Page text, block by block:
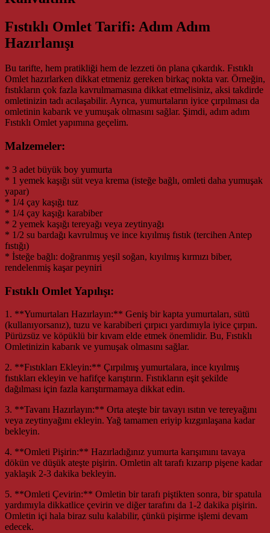
Fıstıklı Omlet Tarifi: Adım Adım
Hazırlanışı
Bu tarifte, hem pratikliği hem de lezzeti ön plana çıkardık. Fıstıklı
Omlet hazırlarken dikkat etmeniz gereken birkaç nokta var. Örneğin,
fıstıkların çok fazla kavrulmamasına dikkat etmelisiniz, aksi takdirde
omletinizin tadı acılaşabilir. Ayrıca, yumurtaların iyice çırpılması da
omletinin kabarık ve yumuşak olmasını sağlar. Şimdi, adım adım
Fıstıklı Omlet yapımına geçelim.
Malzemeler:
* 3 adet büyük boy yumurta
* 1 yemek kaşığı süt veya krema (isteğe bağlı, omleti daha yumuşak
yapar)
* 1/4 çay kaşığı tuz
* 1/4 çay kaşığı karabiber
* 2 yemek kaşığı tereyağı veya zeytinyağı
* 1/2 su bardağı kavrulmuş ve ince kıyılmış fıstık (tercihen Antep
fıstığı)
* İsteğe bağlı: doğranmış yeşil soğan, kıyılmış kırmızı biber,
rendelenmiş kaşar peyniri
Fıstıklı Omlet Yapılışı:
1. **Yumurtaları Hazırlayın:** Geniş bir kapta yumurtaları, sütü
(kullanıyorsanız), tuzu ve karabiberi çırpıcı yardımıyla iyice çırpın.
Pürüzsüz ve köpüklü bir kıvam elde etmek önemlidir. Bu, Fıstıklı
Omletinizin kabarık ve yumuşak olmasını sağlar.
2. **Fıstıkları Ekleyin:** Çırpılmış yumurtalara, ince kıyılmış
fıstıkları ekleyin ve hafifçe karıştırın. Fıstıkların eşit şekilde
dağılması için fazla karıştırmamaya dikkat edin.
3. **Tavanı Hazırlayın:** Orta ateşte bir tavayı ısıtın ve tereyağını
veya zeytinyağını ekleyin. Yağ tamamen eriyip kızgınlaşana kadar
bekleyin.
4. **Omleti Pişirin:** Hazırladığınız yumurta karışımını tavaya
dökün ve düşük ateşte pişirin. Omletin alt tarafı kızarıp pişene kadar
yaklaşık 2-3 dakika bekleyin.
5. **Omleti Çevirin:** Omletin bir tarafı piştikten sonra, bir spatula
yardımıyla dikkatlice çevirin ve diğer tarafını da 1-2 dakika pişirin.
Omletin içi hala biraz sulu kalabilir, çünkü pişirme işlemi devam
edecek.